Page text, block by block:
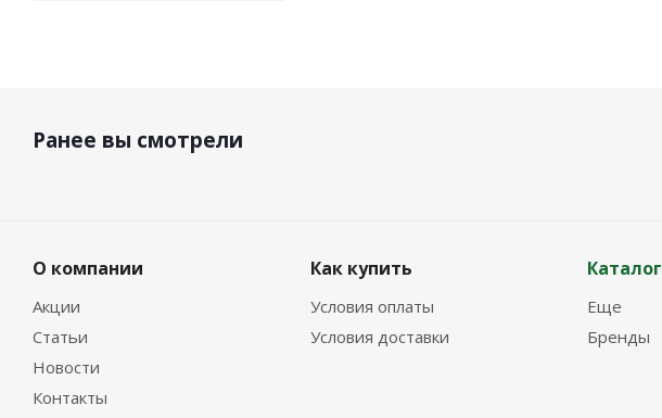
Ранее вы смотрели
О компании
Акции
Статьи
Новости
Контакты
Как купить
Условия оплаты
Условия доставки
Каталог
Еще
Бренды